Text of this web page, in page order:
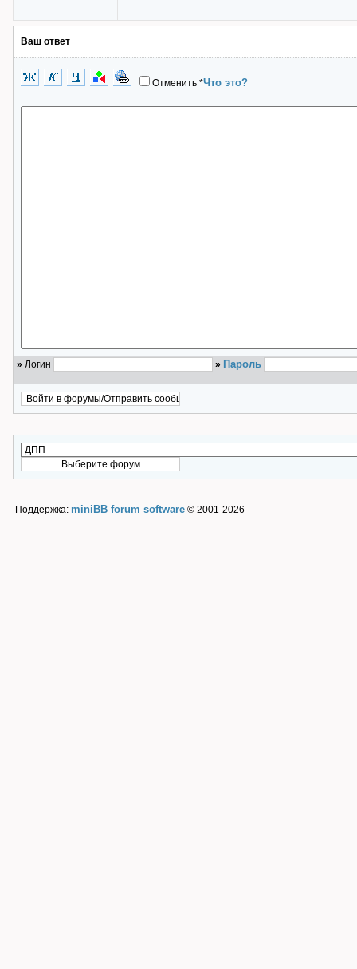
Ваш ответ
Отменить *Что это?
» Логин » Пароль
Поддержка: miniBB forum software © 2001-2026